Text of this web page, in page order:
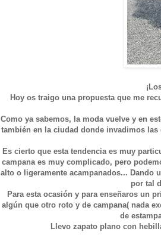
Hoy os traigo una propuesta que me
Como ya sabemos, la moda vuelve y en
también en la ciudad donde invadimos
Es cierto que esta tendencia es muy
campana es muy complicado, pero
alto o ligeramente acampanados... Dando
por tal
Para esta ocasión y para enseñaros un
algún que otro roto y de campana( nada
de
Llevo zapato plano con